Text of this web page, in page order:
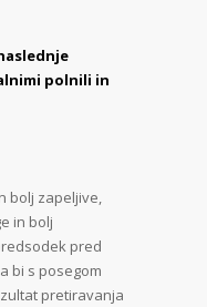
polnili in
bolj zapeljive,
in bolj
pred
bi s posegom
pretiravanja